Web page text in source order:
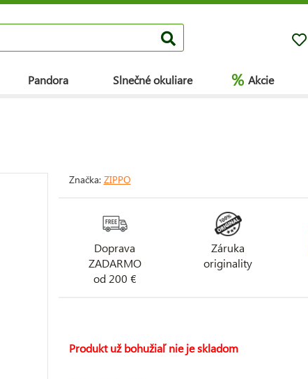
Pandora Slnečné okuliare % Akcie
Značka: ZIPPO
Doprava
ZADARMO
od 200 €
Záruka
originality
Produkt už bohužiaľ nie je skladom